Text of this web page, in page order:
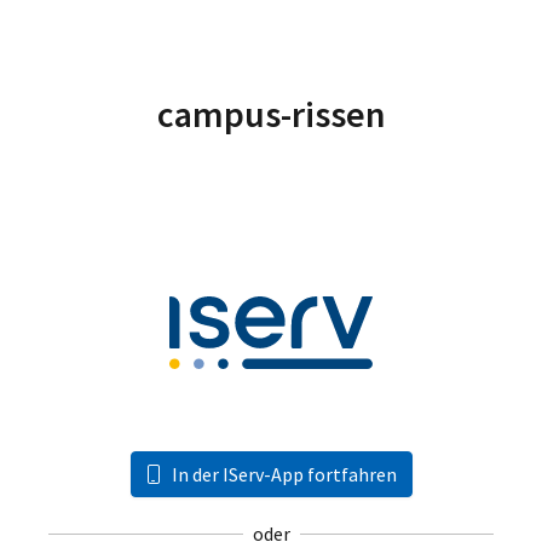
campus-rissen
In der IServ-App fortfahren
oder